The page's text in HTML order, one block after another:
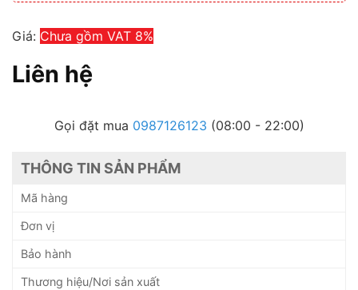
Giá: Chưa gồm VAT 8%
Liên hệ
Gọi đặt mua 0987126123 (08:00 - 22:00)
THÔNG TIN SẢN PHẨM
Mã hàng
Đơn vị
Bảo hành
Thương hiệu/Nơi sản xuất